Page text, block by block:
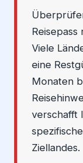
Reisepass
Viele
eine
Monaten
verschafft
Ziellandes.